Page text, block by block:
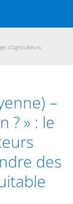
d’agriculteurs
–
? » : le
des